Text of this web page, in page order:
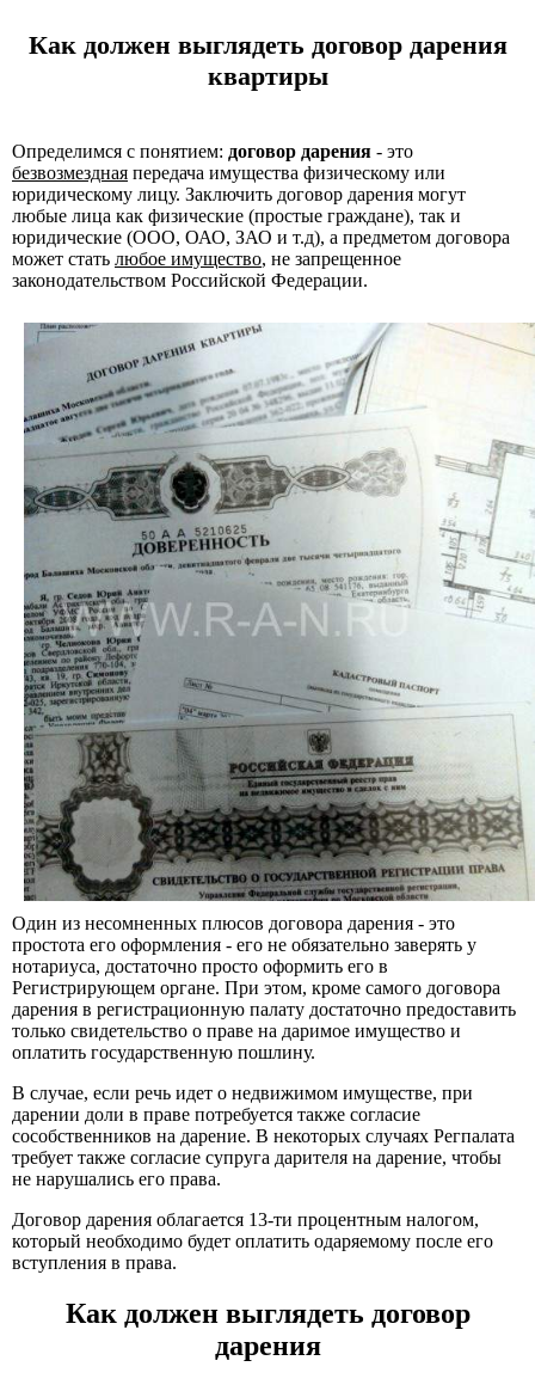
Как должен выглядеть договор дарения
квартиры
Определимся с понятием: договор дарения - это
безвозмездная передача имущества физическому или
юридическому лицу. Заключить договор дарения могут
любые лица как физические (простые граждане), так и
юридические (ООО, ОАО, ЗАО и т.д), а предметом договора
может стать любое имущество, не запрещенное
законодательством Российской Федерации.
Один из несомненных плюсов договора дарения - это
простота его оформления - его не обязательно заверять у
нотариуса, достаточно просто оформить его в
Регистрирующем органе. При этом, кроме самого договора
дарения в регистрационную палату достаточно предоставить
только свидетельство о праве на даримое имущество и
оплатить государственную пошлину.
В случае, если речь идет о недвижимом имуществе, при
дарении доли в праве потребуется также согласие
сособственников на дарение. В некоторых случаях Регпалата
требует также согласие супруга дарителя на дарение, чтобы
не нарушались его права.
Договор дарения облагается 13-ти процентным налогом,
который необходимо будет оплатить одаряемому после его
вступления в права.
Как должен выглядеть договор
дарения